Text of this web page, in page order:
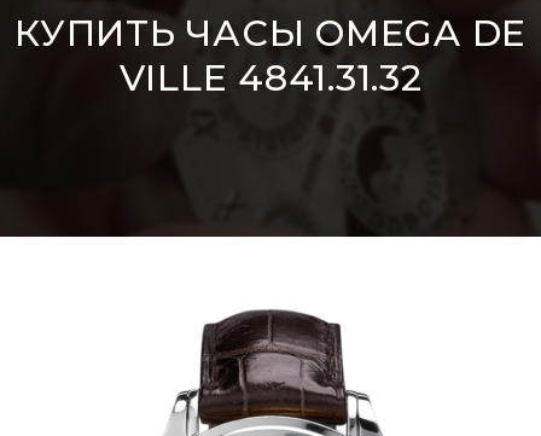
КУПИТЬ ЧАСЫ OMEGA DE
VILLE 4841.31.32